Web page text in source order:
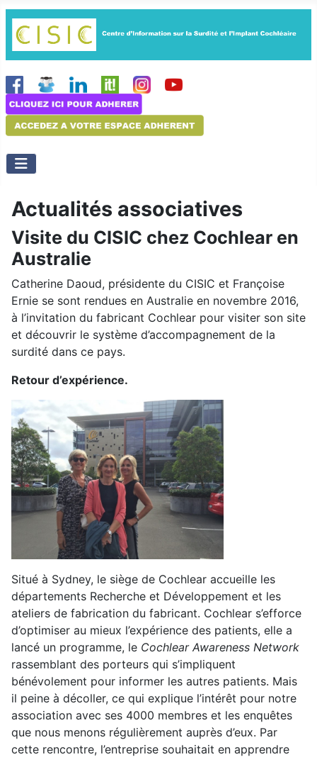
Actualités associatives
Visite du CISIC chez Cochlear en
Australie
Catherine Daoud, présidente du CISIC et Françoise
Ernie se sont rendues en Australie en novembre 2016,
à l’invitation du fabricant Cochlear pour visiter son site
et découvrir le système d’accompagnement de la
surdité dans ce pays.
Retour d’expérience.
Situé à Sydney, le siège de Cochlear accueille les
départements Recherche et Développement et les
ateliers de fabrication du fabricant. Cochlear s’efforce
d’optimiser au mieux l’expérience des patients, elle a
lancé un programme, le Cochlear Awareness Network
rassemblant des porteurs qui s’impliquent
bénévolement pour informer les autres patients. Mais
il peine à décoller, ce qui explique l’intérêt pour notre
association avec ses 4000 membres et les enquêtes
que nous menons régulièrement auprès d’eux. Par
cette rencontre, l’entreprise souhaitait en apprendre